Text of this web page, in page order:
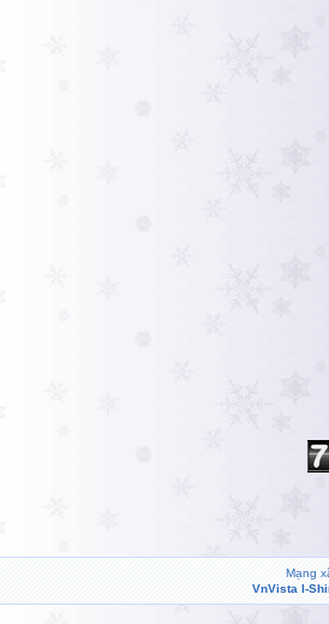
Mạng
VnVista I-